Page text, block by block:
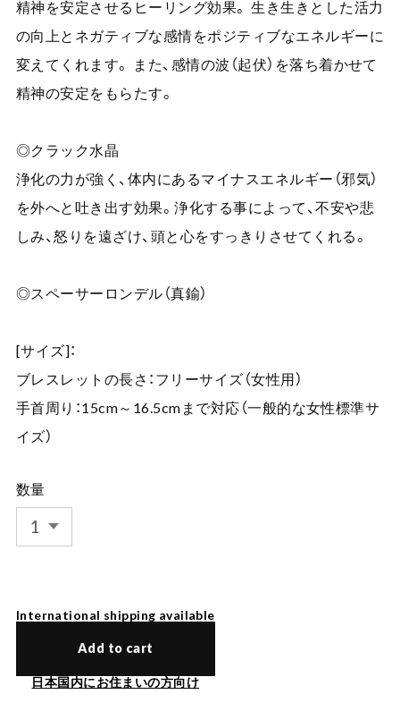
精神を安定させるヒーリング効果。 生き生きとした活力
の向上とネガティブな感情をポジティブなエネルギーに
変えてくれます。 また、感情の波（起伏）を落ち着かせて
精神の安定をもらたす。
◎クラック水晶
浄化の力が強く、体内にあるマイナスエネルギー（邪気）
を外へと吐き出す効果。浄化する事によって、不安や悲
しみ、怒りを遠ざけ、頭と心をすっきりさせてくれる。
◎スペーサーロンデル（真鍮）
[サイズ]：
ブレスレットの長さ：フリーサイズ（女性用）
手首周り：15cm～16.5cmまで対応（一般的な女性標準サ
イズ）
数量
International shipping available
Add to cart
日本国内にお住まいの方向け